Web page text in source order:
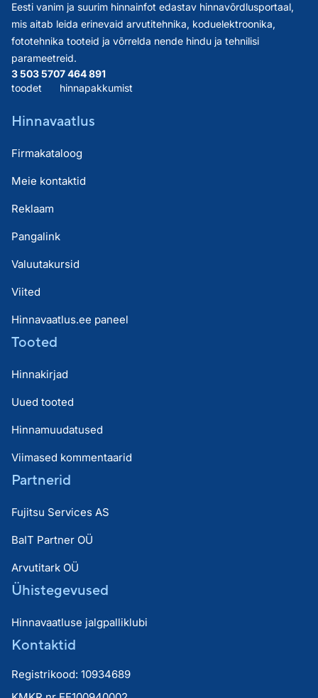
Eesti vanim ja suurim hinnainfot edastav hinnavõrdlusportaal,
mis aitab leida erinevaid arvutitehnika, koduelektroonika,
fototehnika tooteid ja võrrelda nende hindu ja tehnilisi
parameetreid.
3 503 570
toodet
7 464 891
hinnapakkumist
Hinnavaatlus
Firmakataloog
Meie kontaktid
Reklaam
Pangalink
Valuutakursid
Viited
Hinnavaatlus.ee paneel
Tooted
Hinnakirjad
Uued tooted
Hinnamuudatused
Viimased kommentaarid
Partnerid
Fujitsu Services AS
BaIT Partner OÜ
Arvutitark OÜ
Ühistegevused
Hinnavaatluse jalgpalliklubi
Kontaktid
Registrikood: 10934689